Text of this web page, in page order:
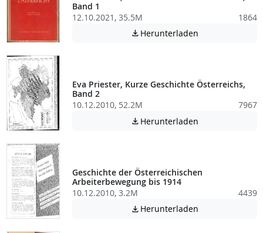
Band 1
12.10.2021, 35.5M
1864
 Herunterladen
Eva Priester, Kurze Geschichte Österreichs,
Band 2
10.12.2010, 52.2M
7967
 Herunterladen
Geschichte der Österreichischen
Arbeiterbewegung bis 1914
10.12.2010, 3.2M
4439
 Herunterladen